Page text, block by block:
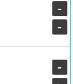
-
-
-